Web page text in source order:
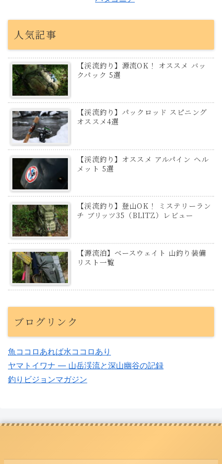
人気記事
【渓流釣り】源流OK！ オススメ バッ
クパック 5選
【渓流釣り】パックロッド スピニング
オススメ4選
【渓流釣り】オススメ アルパイン ヘル
メット 5選
【渓流釣り】登山OK！ ミステリーラン
チ ブリッツ35（BLITZ）レビュー
【源流泊】ベースウェイト 山釣り装備
リスト一覧
ブログリンク
魚ココロあれば水ココロあり
ヤマトイワナ — 山岳渓流と深山幽谷の記録
釣りビジョンマガジン